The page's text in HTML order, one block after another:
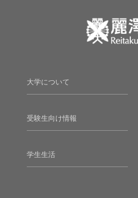
大学について
受験生向け情報
学生生活